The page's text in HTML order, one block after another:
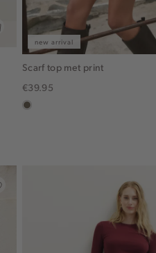
new arrival
Scarf top met print
€39.95
middenbruin